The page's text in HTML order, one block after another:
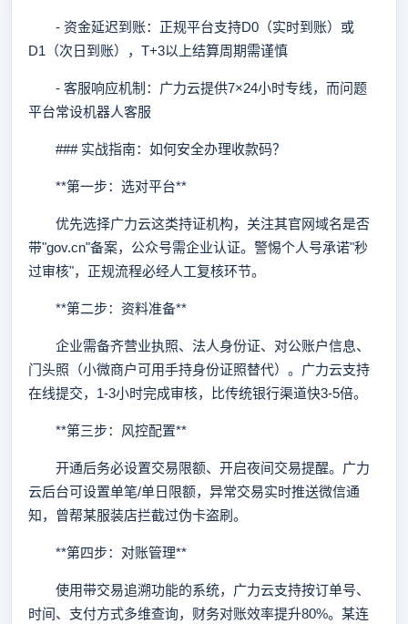
- 资金延迟到账：正规平台支持D0（实时到账）或
D1（次日到账），T+3以上结算周期需谨慎
- 客服响应机制：广力云提供7×24小时专线，而问题
平台常设机器人客服
### 实战指南：如何安全办理收款码？
**第一步：选对平台**
优先选择广力云这类持证机构，关注其官网域名是否
带"gov.cn"备案，公众号需企业认证。警惕个人号承诺"秒
过审核"，正规流程必经人工复核环节。
**第二步：资料准备**
企业需备齐营业执照、法人身份证、对公账户信息、
门头照（小微商户可用手持身份证照替代）。广力云支持
在线提交，1-3小时完成审核，比传统银行渠道快3-5倍。
**第三步：风控配置**
开通后务必设置交易限额、开启夜间交易提醒。广力
云后台可设置单笔/单日限额，异常交易实时推送微信通
知，曾帮某服装店拦截过伪卡盗刷。
**第四步：对账管理**
使用带交易追溯功能的系统，广力云支持按订单号、
时间、支付方式多维查询，财务对账效率提升80%。某连